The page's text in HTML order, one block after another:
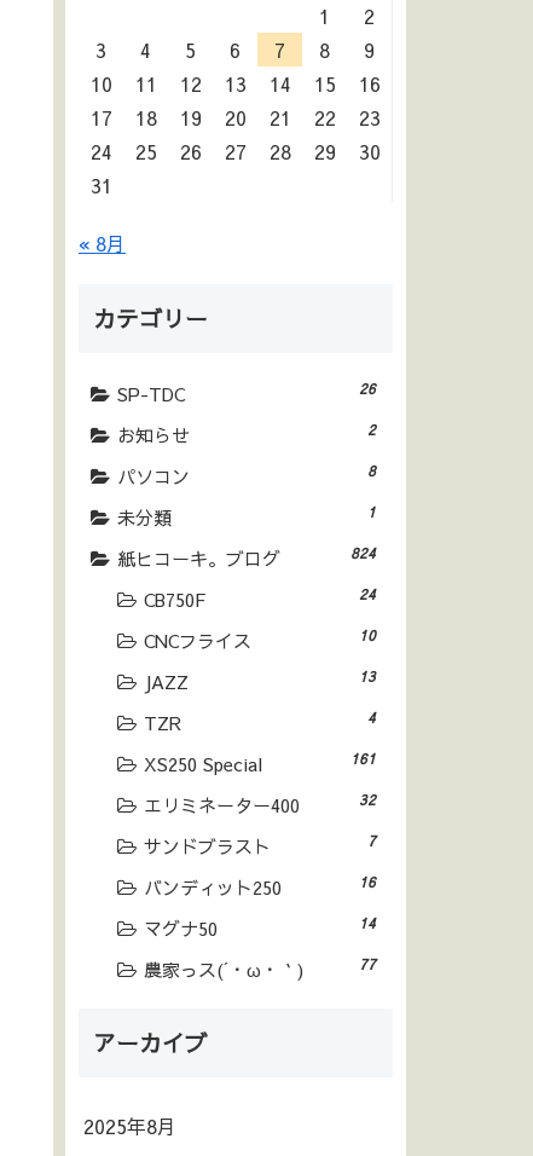
1
2
3
4 5 6 7 8
9
10
11 12 13 14 15
16
17
18 19 20 21 22
23
24
25 26 27 28 29
30
31
« 8月
カテゴリー
SP-TDC 26
お知らせ 2
パソコン 8
未分類 1
紙ヒコーキ。ブログ 824
CB750F 24
CNCフライス 10
JAZZ 13
TZR 4
XS250 Special 161
エリミネーター400 32
サンドブラスト 7
バンディット250 16
マグナ50 14
農家っス(´・ω・｀) 77
アーカイブ
2025年8月